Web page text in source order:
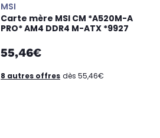
MSI
Carte mère MSI CM *A520M-A
PRO* AM4 DDR4 M-ATX *9927
55,46€
8 autres offres dès 55,46€